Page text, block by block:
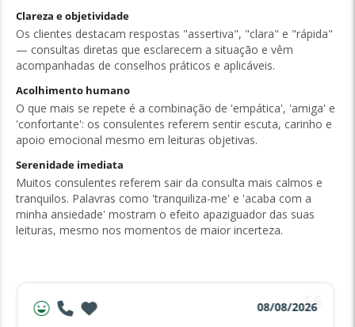
Clareza e objetividade
Os clientes destacam respostas "assertiva", "clara" e "rápida"
— consultas diretas que esclarecem a situação e vêm
acompanhadas de conselhos práticos e aplicáveis.
Acolhimento humano
O que mais se repete é a combinação de 'empática', 'amiga' e
'confortante': os consulentes referem sentir escuta, carinho e
apoio emocional mesmo em leituras objetivas.
Serenidade imediata
Muitos consulentes referem sair da consulta mais calmos e
tranquilos. Palavras como 'tranquiliza-me' e 'acaba com a
minha ansiedade' mostram o efeito apaziguador das suas
leituras, mesmo nos momentos de maior incerteza.
08/08/2026